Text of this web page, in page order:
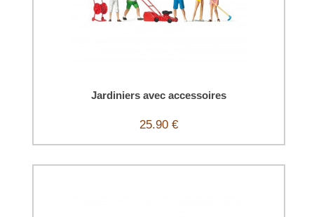
Jardiniers avec accessoires
25.90 €